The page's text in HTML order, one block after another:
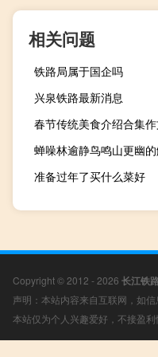
相关问题
铁路局属于国企吗
兴泉铁路最新消息
春节传统美食介绍合集
蝉噪林逾静鸟鸣山更幽
准备过年了买什么菜好
Copyright © 2012 - 2026 长江铁
声明：本站内容来自互联网，如
本站仅为个人兴趣爱好，不接盈